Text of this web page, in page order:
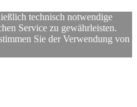
technisch notwendige
Service zu gewährleisten.
Sie der Verwendung von